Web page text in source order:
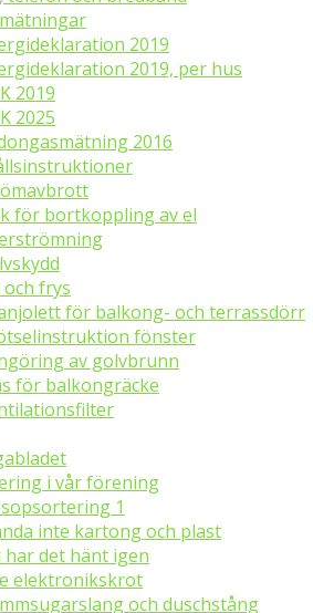
2019
2019, per hus
2019
2025
2016
för bortkoppling av el
och frys
för balkong- och terrassdörr
fönster
av golvbrunn
för balkongräcke
i vår förening
1
inte kartong och plast
har det hänt igen
elektronikskrot
och duschstång